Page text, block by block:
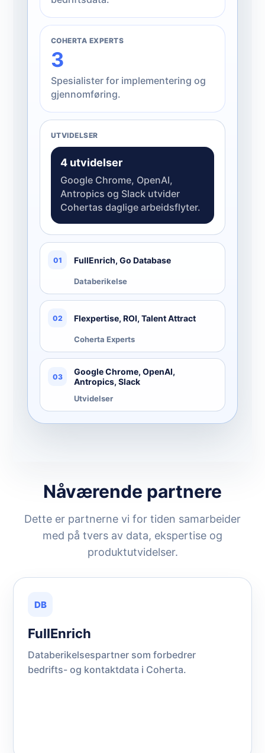
COHERTA EXPERTS
3
Spesialister for implementering og
gjennomføring.
UTVIDELSER
4 utvidelser
Google Chrome, OpenAI,
Antropics og Slack utvider
Cohertas daglige arbeidsflyter.
01 FullEnrich, Go Database
Databerikelse
02 Flexpertise, ROI, Talent Attract
Coherta Experts
03
Google Chrome, OpenAI,
Antropics, Slack
Utvidelser
Nåværende partnere
Dette er partnerne vi for tiden samarbeider
med på tvers av data, ekspertise og
produktutvidelser.
DB
FullEnrich
Databerikelsespartner som forbedrer
bedrifts- og kontaktdata i Coherta.